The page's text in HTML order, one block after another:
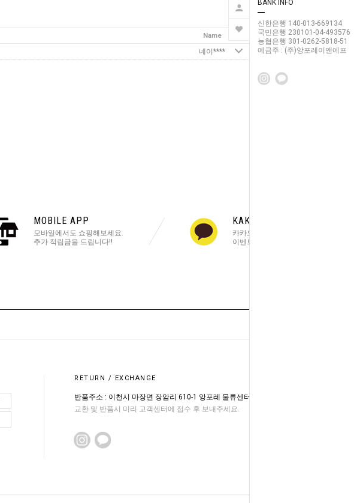
BANK INFO
신한은행 140-013-669134
국민은행 230101-04-493576
농협은행 301-0262-5818-51
예금주 : (주)앙포레이앤에프
Name Date Hits
네이**** 2026-07-07 7
MOBILE APP
모바일에서도 쇼핑해보세요.
추가 적립금을 드립니다!!
KAKAOTALK PLUS
카카오톡 친구추가 해주세요!
이벤트 소식을 빠르게 알려드려요!
RETURN / EXCHANGE
반품주소 : 이천시 마장면 장암리 610-1 앙포레 물류센터
교환 및 반품시 미리 고객센터에 접수 후 보내주세요.